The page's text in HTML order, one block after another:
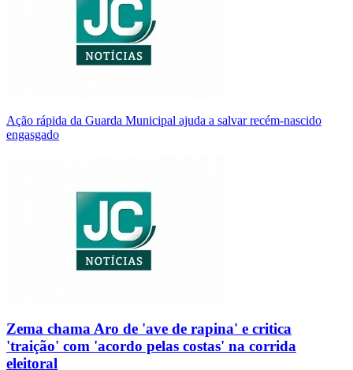
Ação rápida da Guarda Municipal ajuda a salvar recém-nascido
engasgado
Zema chama Aro de 'ave de rapina' e critica
'traição' com 'acordo pelas costas' na corrida
eleitoral